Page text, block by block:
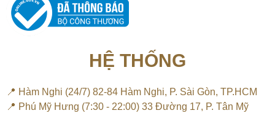
HỆ THỐNG
📍 Hàm Nghi (24/7) 82-84 Hàm Nghi, P. Sài Gòn, TP.HCM
📍 Phú Mỹ Hưng (7:30 - 22:00) 33 Đường 17, P. Tân Mỹ